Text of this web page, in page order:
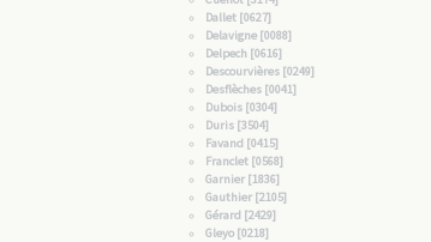
Dallet [0627]
Delavigne [0088]
Delpech [0616]
Descourvières [0249]
Desflèches [0041]
Dubois [0304]
Duris [3504]
Favand [0415]
Franclet [0568]
Garnier [1836]
Gauthier [2105]
Gérard [2429]
Gleyo [0218]